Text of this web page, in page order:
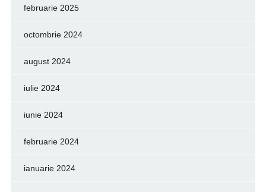
februarie 2025
octombrie 2024
august 2024
iulie 2024
iunie 2024
februarie 2024
ianuarie 2024